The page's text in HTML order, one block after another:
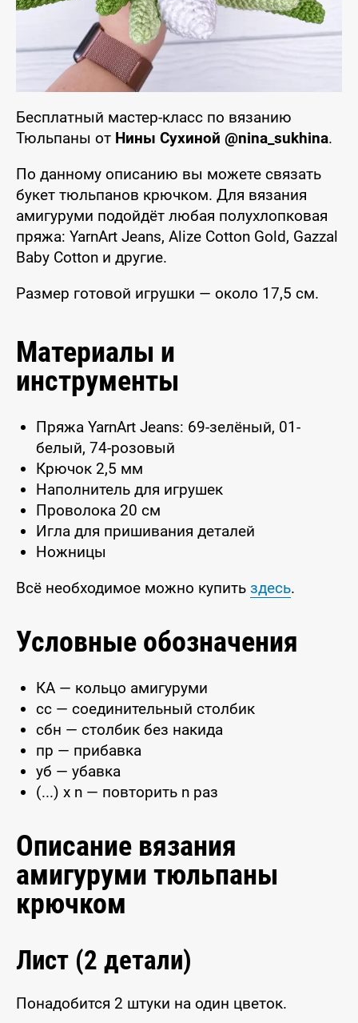
Бесплатный мастер-класс по вязанию
Тюльпаны от Нины Сухиной @nina_sukhina.
По данному описанию вы можете связать
букет тюльпанов крючком. Для вязания
амигуруми подойдёт любая полухлопковая
пряжа: YarnArt Jeans, Alize Cotton Gold, Gazzal
Baby Cotton и другие.
Размер готовой игрушки — около 17,5 см.
Материалы и
инструменты
Пряжа YarnArt Jeans: 69-зелёный, 01-
белый, 74-розовый
Крючок 2,5 мм
Наполнитель для игрушек
Проволока 20 см
Игла для пришивания деталей
Ножницы
Всё необходимое можно купить здесь.
Условные обозначения
КА — кольцо амигуруми
сс — соединительный столбик
сбн — столбик без накида
пр — прибавка
уб — убавка
(...) x n — повторить n раз
Описание вязания
амигуруми тюльпаны
крючком
Лист (2 детали)
Понадобится 2 штуки на один цветок.